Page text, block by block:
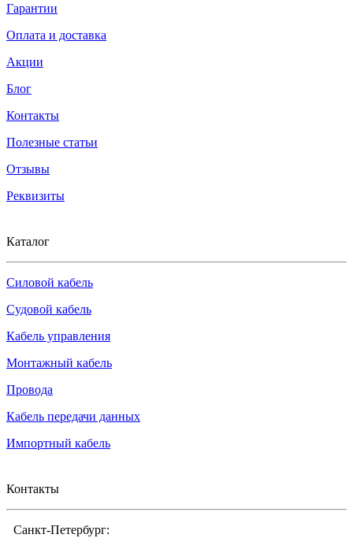
Гарантии
Оплата и доставка
Акции
Блог
Контакты
Полезные статьи
Отзывы
Реквизиты
Каталог
Силовой кабель
Судовой кабель
Кабель управления
Монтажный кабель
Провода
Кабель передачи данных
Импортный кабель
Контакты
Санкт-Петербург: